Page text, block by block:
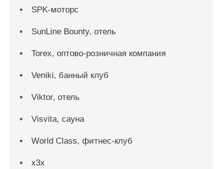
SPK-моторс
SunLine Bounty, отель
Torex, оптово-розничная компания
Veniki, банный клуб
Viktor, отель
Visvita, сауна
World Class, фитнес-клуб
x3x